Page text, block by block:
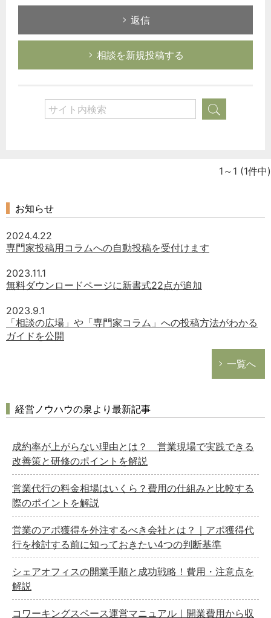
返信
相談を新規投稿する
1～1 (1件中)
お知らせ
2024.4.22
専門家投稿用コラムへの自動投稿を受付けます
2023.11.1
無料ダウンロードページに新書式22点が追加
2023.9.1
「相談の広場」や「専門家コラム」への投稿方法がわかる
ガイドを公開
一覧へ
経営ノウハウの泉より最新記事
成約率が上がらない理由とは？ 営業現場で実践できる
改善策と研修のポイントを解説
営業代行の料金相場はいくら？費用の仕組みと比較する
際のポイントを解説
営業のアポ獲得を外注するべき会社とは？｜アポ獲得代
行を検討する前に知っておきたい4つの判断基準
シェアオフィスの開業手順と成功戦略！費用・注意点を
解説
コワーキングスペース運営マニュアル｜開業費用から収